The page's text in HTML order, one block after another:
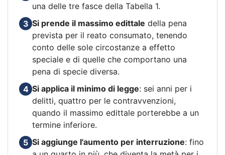
una delle tre fasce della Tabella 1.
3 Si prende il massimo edittale della pena
prevista per il reato consumato, tenendo
conto delle sole circostanze a effetto
speciale e di quelle che comportano una
pena di specie diversa.
4 Si applica il minimo di legge: sei anni per i
delitti, quattro per le contravvenzioni,
quando il massimo edittale porterebbe a un
termine inferiore.
5 Si aggiunge l'aumento per interruzione: fino